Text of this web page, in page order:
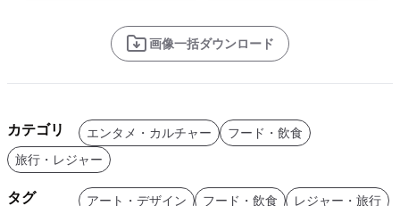
画像一括ダウンロード
カテゴリ エンタメ・カルチャー
フード・飲食
旅行・レジャー
タグ アート・デザイン フード・飲食 レジャー・旅行